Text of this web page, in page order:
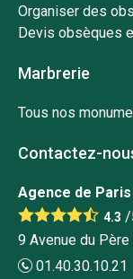
Organiser des
Devis obsèques
Marbrerie
Tous nos
Contactez-
Agence de
4.3 /
9 Avenue du
01.40.30.10.21